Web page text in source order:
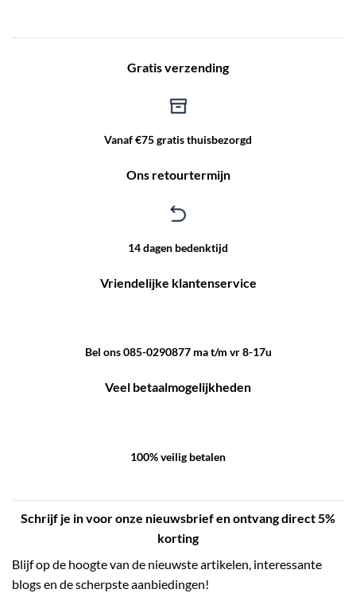
Gratis verzending
Vanaf €75 gratis thuisbezorgd
Ons retourtermijn
14 dagen bedenktijd
Vriendelijke klantenservice
Bel ons 085-0290877 ma t/m vr 8-17u
Veel betaalmogelijkheden
100% veilig betalen
Schrijf je in voor onze nieuwsbrief en ontvang direct 5%
korting
Blijf op de hoogte van de nieuwste artikelen, interessante
blogs en de scherpste aanbiedingen!